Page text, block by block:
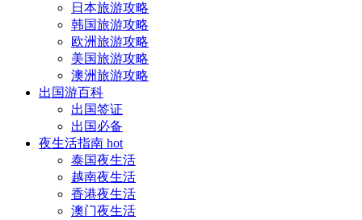
日本旅游攻略
韩国旅游攻略
欧洲旅游攻略
美国旅游攻略
澳洲旅游攻略
出国游百科
出国签证
出国必备
夜生活指南 hot
泰国夜生活
越南夜生活
香港夜生活
澳门夜生活